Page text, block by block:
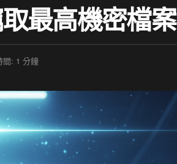
最高機密檔案
間: 1 分鐘